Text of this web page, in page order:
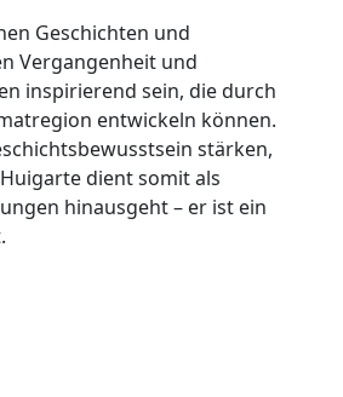
Geschichten und
Vergangenheit und
inspirierend sein, die durch
entwickeln können.
stärken,
dient somit als
hinausgeht – er ist ein